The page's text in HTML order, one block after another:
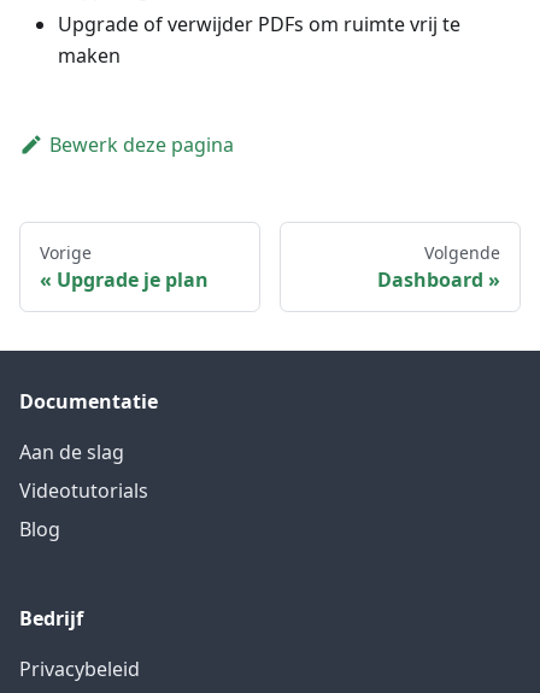
Upgrade of verwijder PDFs om ruimte vrij te
maken
Bewerk deze pagina
Vorige
Upgrade je plan
Volgende
Dashboard
Documentatie
Aan de slag
Videotutorials
Blog
Bedrijf
Privacybeleid